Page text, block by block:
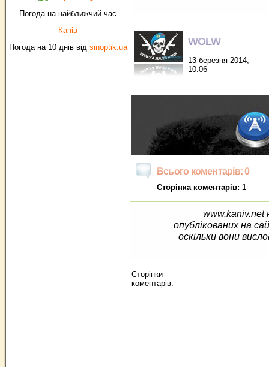
Погода на найближчий час
Канів
Погода на 10 днів від sinoptik.ua WOLW
13 березня 2014,
10:06
Всього коментарів: 0
Сторінка коментарів: 1
www.kaniv.net
опублікованих на
оскільки вони
Сторінки
коментарів: